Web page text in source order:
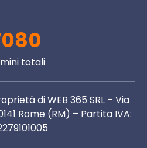
totali
di WEB 365 SRL – Via
Rome (RM) – Partita IVA: